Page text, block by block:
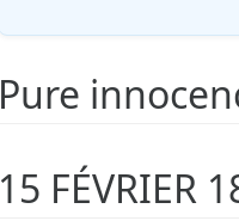
Pure
15 FÉVRIER